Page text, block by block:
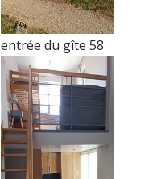
entrée du gîte 58